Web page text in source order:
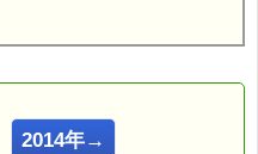
2014年→